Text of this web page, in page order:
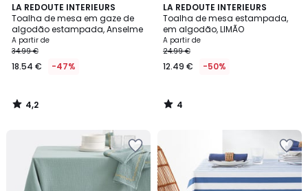
LA REDOUTE INTERIEURS
Toalha de mesa em gaze de
algodão estampada, Anselme
A partir de
34.99 €
18.54 € -47%
4,2
/ 5
4,2
/
LA REDOUTE INTERIEURS
Toalha de mesa estampada,
em algodão, LIMÃO
A partir de
24.99 €
12.49 € -50%
4
/
5
4
/